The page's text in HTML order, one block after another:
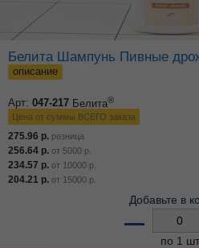
Белита Шампунь Пивные
описание
Арт: 047-217 Белита®
Цена от суммы ВСЕГО заказа
275.96 р. розница
256.64 р. от 5000 р.
234.57 р. от 10000 р.
204.21 р. от 15000 р.
Добавьте в
–
по 1 шт